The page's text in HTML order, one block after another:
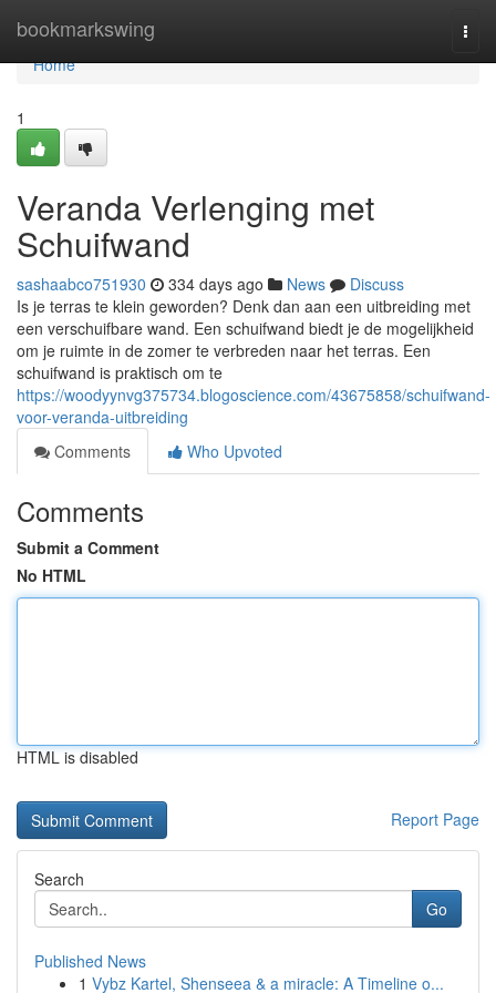
bookmarkswing
Home
Home
1
Veranda Verlenging met
Schuifwand
sashaabco751930 334 days ago News
Discuss
Is je terras te klein geworden? Denk dan aan een uitbreiding met
een verschuifbare wand. Een schuifwand biedt je de mogelijkheid
om je ruimte in de zomer te verbreden naar het terras. Een
schuifwand is praktisch om te
https://woodyynvg375734.blogoscience.com/43675858/schuifwand-
voor-veranda-uitbreiding
Comments
Who Upvoted
Comments
Submit a Comment
No HTML
HTML is disabled
Report Page
Search
Go
Published News
1 Vybz Kartel, Shenseea & a miracle: A Timeline o...